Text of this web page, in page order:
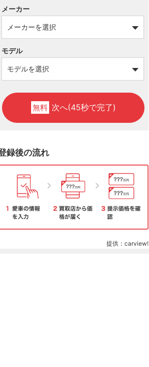
メーカー
モデル
無料 次へ(45秒で完了)
録後の流れ
提供：carview!